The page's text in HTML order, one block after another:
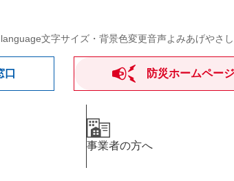
文字サイズ・背景色変更音声よみあげやさ
口 防災ホームページ
事業者の方へ